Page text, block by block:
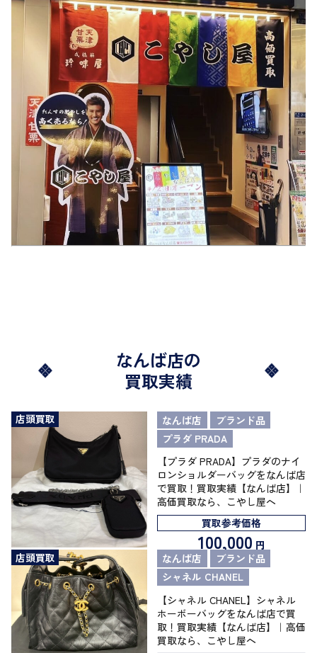
なんば店の
買取実績
店頭買取 なんば店
ブランド品
プラダ PRADA
【プラダ PRADA】プラダのナイ
ロンショルダーバッグをなんば店
で買取！買取実績【なんば店】｜
高価買取なら、こやし屋へ
買取参考価格
100,000 円
店頭買取
なんば店
ブランド品
シャネル CHANEL
【シャネル CHANEL】シャネル
ホーボーバッグをなんば店で買
取！買取実績【なんば店】｜高価
買取なら、こやし屋へ